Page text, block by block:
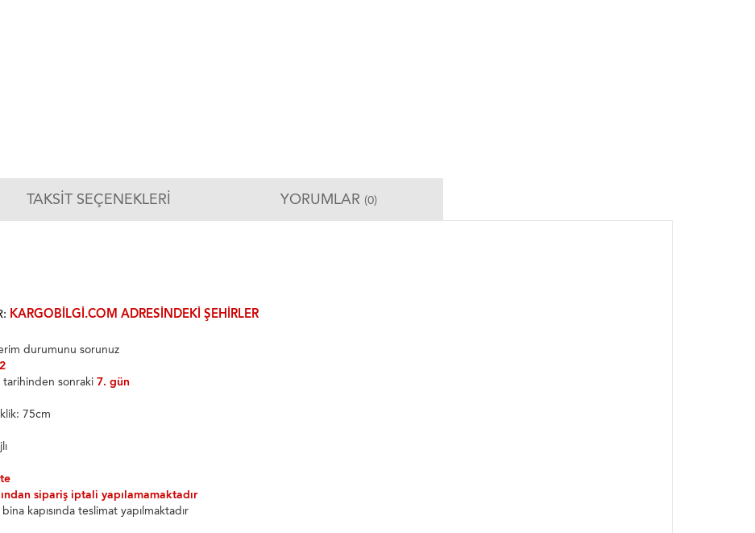
TAKSIT SEÇENEKLERI YORUMLAR (0)
KARGOBILGI.COM ADRESINDEKI ŞEHIRLER
durumunu sorunuz
2
tarihinden sonraki 7. gün
75cm
sipariş iptali yapılamamaktadır
kapısında teslimat yapılmaktadır